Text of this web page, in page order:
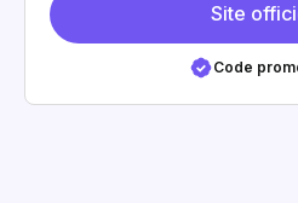
Site
Code